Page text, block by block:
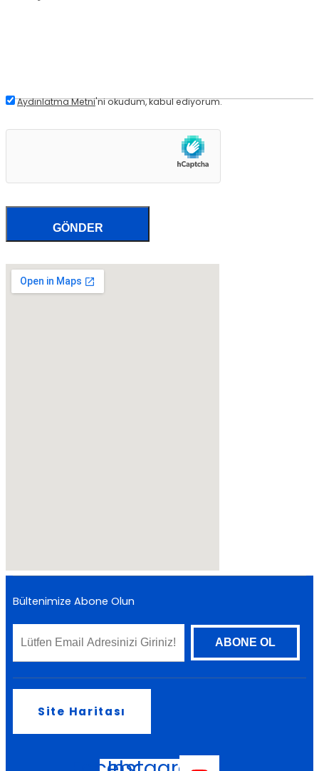
Aydınlatma Metni'ni okudum, kabul ediyorum.
Bültenimize Abone Olun
Site Haritası